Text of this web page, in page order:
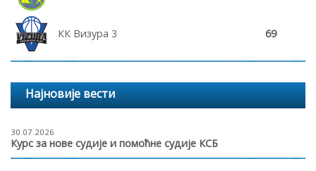
КК Визура 3 69
Најновије вести
30.07.2026
Курс за нове судије и помоћне судије КСБ